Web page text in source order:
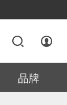
品牌